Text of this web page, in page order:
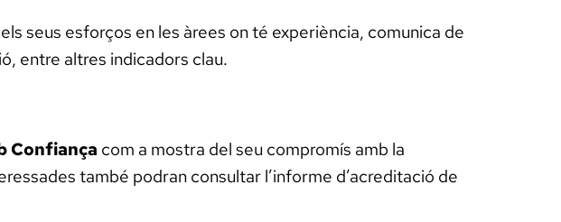
seus esforços en les àrees on té experiència, comunica de
entre altres indicadors clau.
Confiança com a mostra del seu compromís amb la
també podran consultar l’informe d’acreditació de